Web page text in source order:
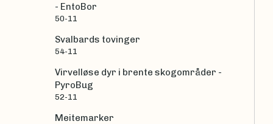
- EntoBor
50-11
Svalbards tovinger
54-11
Virvelløse dyr i brente skogområder -
PyroBug
52-11
Meitemarker